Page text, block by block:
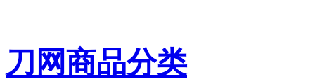
刀网商品分类